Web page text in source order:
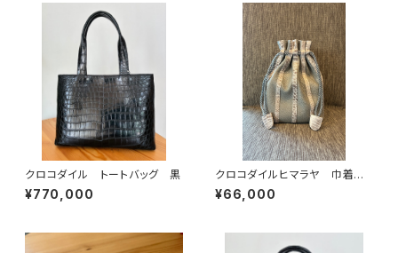
クロコダイル トートバッグ 黒
¥770,000
クロコダイルヒマラヤ 巾着バッ
グ イタリアンシュリンクレザー
¥66,000